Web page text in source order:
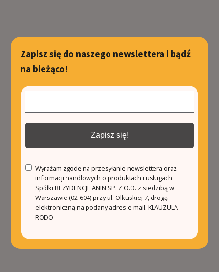
Zapisz się do naszego newslettera i bądź
na bieżąco!
Zapisz się!
Wyrażam zgodę na przesyłanie newslettera oraz
informacji handlowych o produktach i usługach
Spółki REZYDENCJE ANIN SP. Z O.O. z siedzibą w
Warszawie (02-604) przy ul. Olkuskiej 7, drogą
elektroniczną na podany adres e-mail.KLAUZULA
RODO